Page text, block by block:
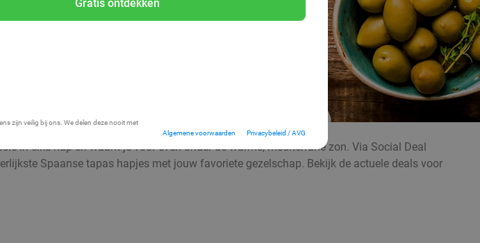
Gratis ontdekken
zijn veilig bij ons. We delen deze nooit met
Algemene voorwaarden Privacybeleid / AVG
in elke hap en waant je voor even onder de warme, mediterrane zon. Via Social Deal
Spaanse tapas hapjes met jouw favoriete gezelschap. Bekijk de actuele deals voor